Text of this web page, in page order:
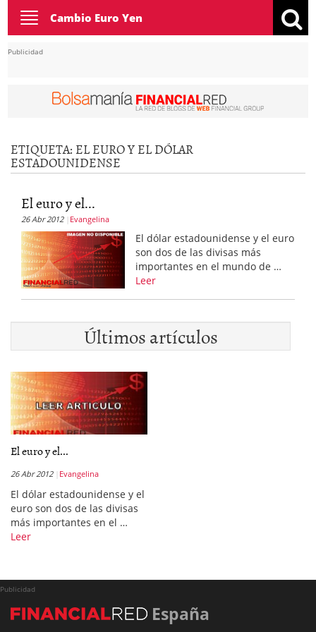
Toggle
navigation
Cambio Euro Yen
Publicidad
ETIQUETA: EL EURO Y EL DÓLAR
ESTADOUNIDENSE
El euro y el...
26 Abr 2012 Evangelina
El dólar estadounidense y el euro
son dos de las divisas más
importantes en el mundo de …
Leer
Últimos artículos
El euro y el...
26 Abr 2012 Evangelina
El dólar estadounidense y el
euro son dos de las divisas
más importantes en el …
Leer
Publicidad
España